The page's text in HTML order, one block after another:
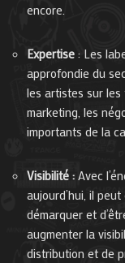
encore.
Expertise: Les
approfondie du
les artistes sur
marketing, les
importants de la
Visibilité : Avec
aujourd’hui, il
démarquer et
augmenter la
distribution et de